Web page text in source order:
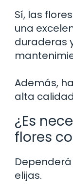
Sí, las
una
duraderas
Además,
alta
¿Es
flores
elijas.